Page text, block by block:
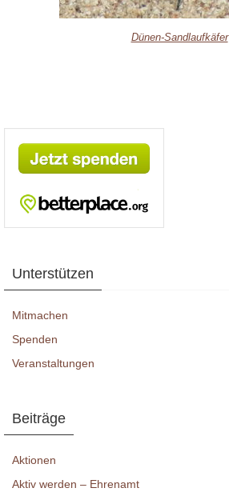
Dünen-Sandlaufkäfer
Unterstützen
Mitmachen
Spenden
Veranstaltungen
Beiträge
Aktionen
Aktiv werden – Ehrenamt